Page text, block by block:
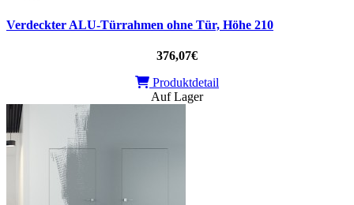
Verdeckter ALU-Türrahmen ohne Tür, Höhe 210
376,07€
Produktdetail
Auf Lager